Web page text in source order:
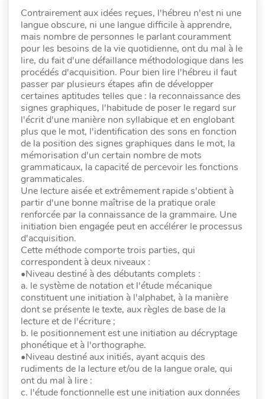
Contrairement aux idées reçues, l'hébreu n'est ni une
langue obscure, ni une langue difficile à apprendre,
mais nombre de personnes le parlant couramment
pour les besoins de la vie quotidienne, ont du mal à le
lire, du fait d'une défaillance méthodologique dans les
procédés d'acquisition. Pour bien lire l'hébreu il faut
passer par plusieurs étapes afin de développer
certaines aptitudes telles que : la reconnaissance des
signes graphiques, l'habitude de poser le regard sur
l'écrit d'une manière non syllabique et en englobant
plus que le mot, l'identification des sons en fonction
de la position des signes graphiques dans le mot, la
mémorisation d'un certain nombre de mots
grammaticaux, la capacité de percevoir les fonctions
grammaticales.
Une lecture aisée et extrêmement rapide s'obtient à
partir d'une bonne maîtrise de la pratique orale
renforcée par la connaissance de la grammaire. Une
initiation bien engagée peut en accélérer le processus
d'acquisition.
Cette méthode comporte trois parties, qui
correspondent à deux niveaux :
•Niveau destiné à des débutants complets :
a. le système de notation et l'étude mécanique
constituent une initiation à l'alphabet, à la manière
dont se présente le texte, aux règles de base de la
lecture et de l'écriture ;
b. le positionnement est une initiation au décryptage
phonétique et à l'orthographe.
•Niveau destiné aux initiés, ayant acquis des
rudiments de la lecture et/ou de la langue orale, qui
ont du mal à lire :
c. l'étude fonctionnelle est une initiation aux données